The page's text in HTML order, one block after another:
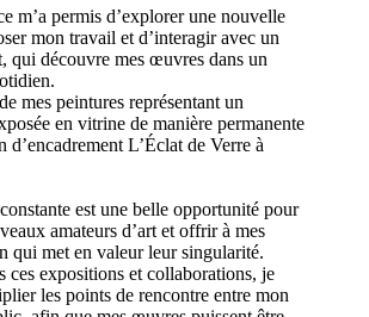
m’a permis d’explorer une nouvelle
mon travail et d’interagir avec un
qui découvre mes œuvres dans un
mes peintures représentant un
en vitrine de manière permanente
d’encadrement L’Éclat de Verre à
est une belle opportunité pour
amateurs d’art et offrir à mes
qui met en valeur leur singularité.
ces expositions et collaborations, je
les points de rencontre entre mon